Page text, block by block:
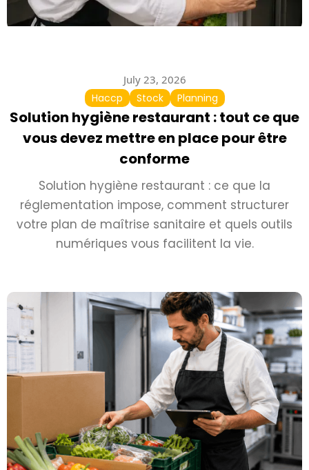
July 23, 2026
Haccp
Stock Planning
Solution hygiène restaurant : tout ce que
vous devez mettre en place pour être
conforme
Solution hygiène restaurant : ce que la
réglementation impose, comment structurer
votre plan de maîtrise sanitaire et quels outils
numériques vous facilitent la vie.